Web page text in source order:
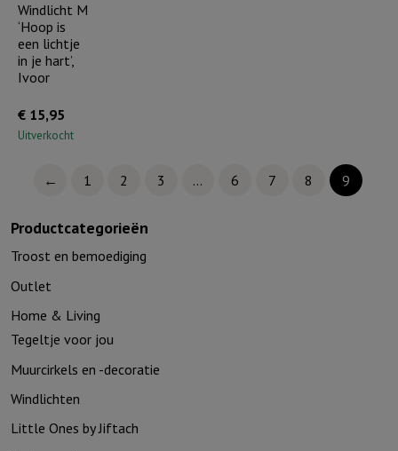
Productcategorieën
Troost en bemoediging
Outlet
Home & Living
Tegeltje voor jou
Muurcirkels en -decoratie
Windlichten
Little Ones by Jiftach
Ivoor
aantal
Windlicht M
‘Hoop is
een lichtje
in je hart’,
Ivoor
€ 15,95
Uitverkocht
← 1 2 3 … 6 7 8 9